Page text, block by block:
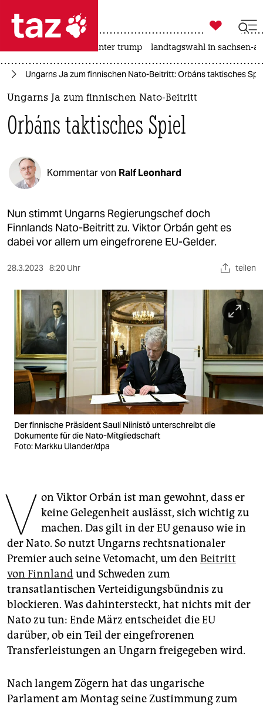
 taz zahl ich
taz zahl ich
themen
politik
öko
gesellschaft
kultur
sport
berlin
nord
wahrheit
verlag
verlag
veranstaltungen
shop
fragen & hilfe
genossenschaft
epaper login

taz zahl ich
usa unter trump landtagswahl in sachsen-
Ungarns Ja zum finnischen Nato-Beitritt: Orbáns taktisches
Ungarns Ja zum finnischen Nato-Beitritt
Orbáns taktisches Spiel
Kommentar von Ralf Leonhard
Nun stimmt Ungarns Regierungschef doch
Finnlands Nato-Beitritt zu. Viktor Orbán geht es
dabei vor allem um eingefrorene EU-Gelder.
28.3.2023 8:20 Uhr teilen
Der finnische Präsident Sauli Niinistö unterschreibt die
Dokumente für die Nato-Mitgliedschaft
Foto: Markku Ulander/dpa
V on Viktor Orbán ist man gewohnt, dass er
keine Gelegenheit auslässt, sich wichtig zu
machen. Das gilt in der EU genauso wie in
der Nato. So nutzt Ungarns rechtsnationaler
Premier auch seine Vetomacht, um den Beitritt
von Finnlandund Schweden zum
transatlantischen Verteidigungsbündnis zu
blockieren. Was dahintersteckt, hat nichts mit der
Nato zu tun: Ende März entscheidet die EU
darüber, ob ein Teil der eingefrorenen
Transferleistungen an Ungarn freigegeben wird.
Nach langem Zögern hat das ungarische
Parlament am Montag seine Zustimmung zum